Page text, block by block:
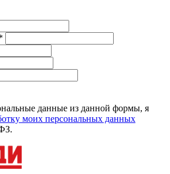
данные из данной формы, я
моих персональных данных